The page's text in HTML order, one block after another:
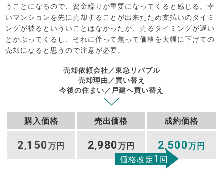
うことになるので、資金繰りが重要になってくると感じる。幸
いマンションを先に売却することが出来たため支払いのタイミ
ングが被るといういことはなかったが、売るタイミングが遅い
とかぶってくるし、それに伴って焦って価格を大幅に下げての
売却になると思うので注意が必要。
売却依頼会社／東急リバブル
売却理由／買い替え
今後の住まい／戸建へ買い替え
購入価格 売出価格 成約価格
2,150万円 2,980万円 2,500万円
価格改定1 回